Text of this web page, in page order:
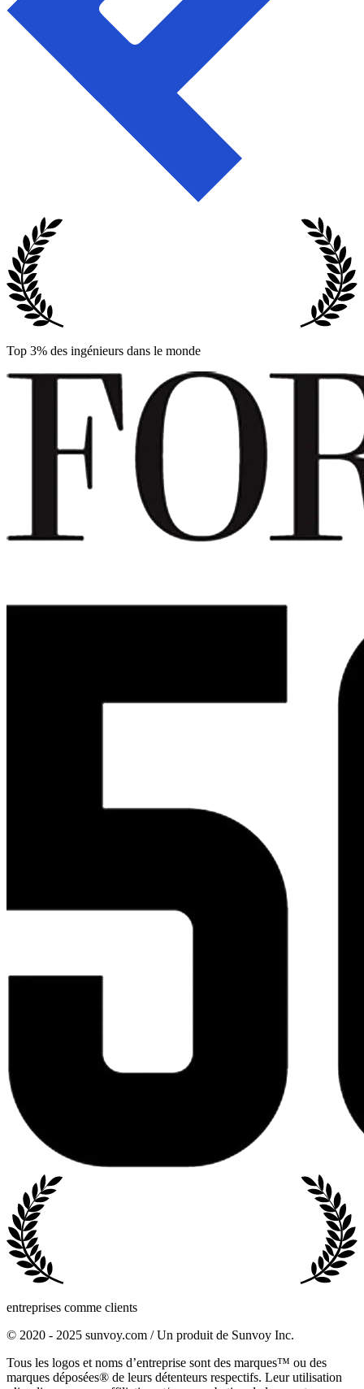
Top 3% des ingénieurs dans le monde
entreprises comme clients
© 2020 - 2025 sunvoy.com / Un produit de Sunvoy Inc.
Tous les logos et noms d’entreprise sont des marques™ ou des
marques déposées® de leurs détenteurs respectifs. Leur utilisation